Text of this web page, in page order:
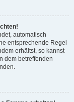
automatisch
entsprechende Regel
erhältst, so kannst
dem betreffenden